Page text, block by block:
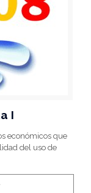
I
económicos que
del uso de